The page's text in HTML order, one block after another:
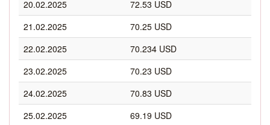
20.02.2025
72.53 USD
21.02.2025
70.25 USD
22.02.2025
70.234 USD
23.02.2025
70.23 USD
24.02.2025
70.83 USD
25.02.2025
69.19 USD